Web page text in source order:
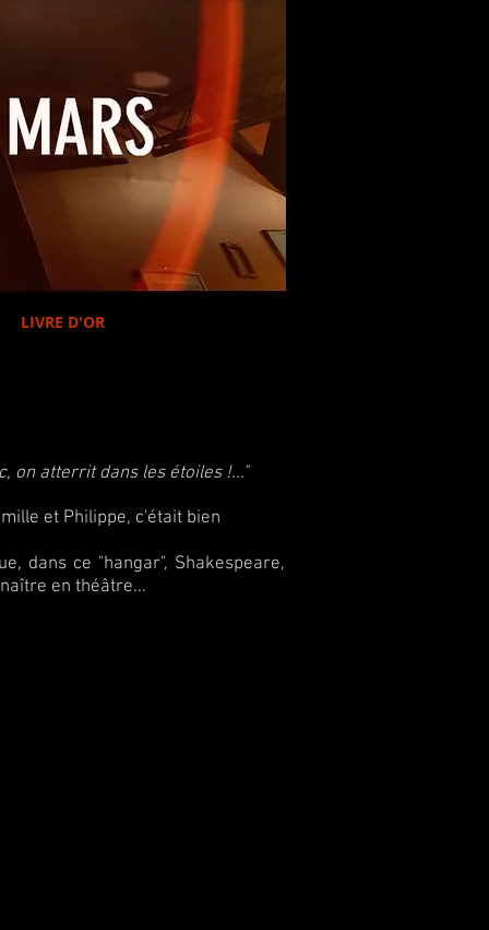
LIVRE D'OR
on atterrit dans les étoiles !..."
et Philippe, c'était bien
dans ce "hangar", Shakespeare,
en théâtre...